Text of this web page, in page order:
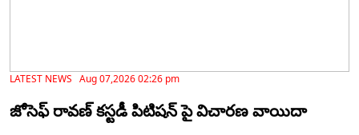
LATEST NEWS Aug 07,2026 02:26 pm
జోసెఫ్ రావణ్ కస్టడీ పిటిషన్ పై విచారణ వాయిదా